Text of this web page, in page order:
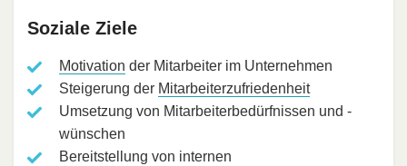
Soziale Ziele
Motivation der Mitarbeiter im Unternehmen
Steigerung der Mitarbeiterzufriedenheit
Umsetzung von Mitarbeiterbedürfnissen und -
wünschen
Bereitstellung von internen